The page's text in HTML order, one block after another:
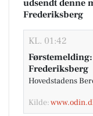
udsendt denne
Frederiksberg
KL. 01:42
Frederiksberg
Hovedstadens
Kilde: